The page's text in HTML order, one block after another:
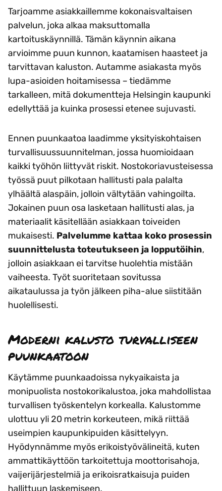
Tarjoamme asiakkaillemme kokonaisvaltaisen
palvelun, joka alkaa maksuttomalla
kartoituskäynnillä. Tämän käynnin aikana
arvioimme puun kunnon, kaatamisen haasteet ja
tarvittavan kaluston. Autamme asiakasta myös
lupa-asioiden hoitamisessa – tiedämme
tarkalleen, mitä dokumentteja Helsingin kaupunki
edellyttää ja kuinka prosessi etenee sujuvasti.
Ennen puunkaatoa laadimme yksityiskohtaisen
turvallisuussuunnitelman, jossa huomioidaan
kaikki työhön liittyvät riskit. Nostokoriavusteisessa
työssä puut pilkotaan hallitusti pala palalta
ylhäältä alaspäin, jolloin vältytään vahingoilta.
Jokainen puun osa lasketaan hallitusti alas, ja
materiaalit käsitellään asiakkaan toiveiden
mukaisesti. Palvelumme kattaa koko prosessin
suunnittelusta toteutukseen ja lopputöihin,
jolloin asiakkaan ei tarvitse huolehtia mistään
vaiheesta. Työt suoritetaan sovitussa
aikataulussa ja työn jälkeen piha-alue siistitään
huolellisesti.
Moderni kalusto turvalliseen
puunkaatoon
Käytämme puunkaadoissa nykyaikaista ja
monipuolista nostokorikalustoa, joka mahdollistaa
turvallisen työskentelyn korkealla. Kalustomme
ulottuu yli 20 metrin korkeuteen, mikä riittää
useimpien kaupunkipuiden käsittelyyn.
Hyödynnämme myös erikoistyövälineitä, kuten
ammattikäyttöön tarkoitettuja moottorisahoja,
vaijerijärjestelmiä ja erikoisratkaisuja puiden
hallittuun laskemiseen.